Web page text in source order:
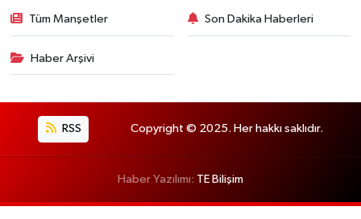
Tüm Manşetler Son Dakika Haberleri
Haber Arşivi
RSS Copyright © 2025. Her hakkı saklıdır.
Haber Yazılımı: TE Bilişim